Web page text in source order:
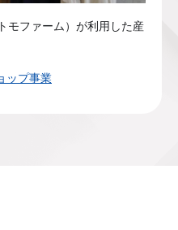
モファーム）が利用した産
ップ事業